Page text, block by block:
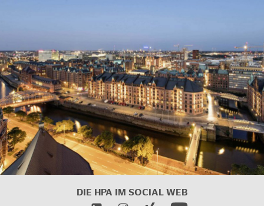
DIE HPA IM SOCIAL WEB